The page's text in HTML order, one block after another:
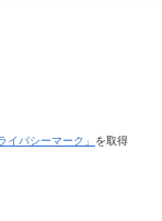
イバシーマーク」 を取得